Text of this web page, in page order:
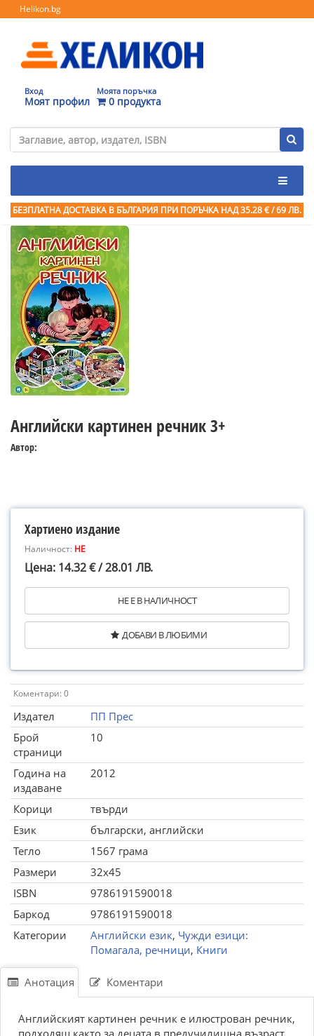
Helikon.bg
Вход
Моят профил
Моята поръчка
0 продукта
БЕЗПЛАТНА ДОСТАВКА В БЪЛГАРИЯ ПРИ ПОРЪЧКА НАД 35.28 € / 69 ЛВ.
Английски картинен речник 3+
Автор:
Хартиено издание
Наличност: НЕ
Цена: 14.32 € / 28.01 ЛВ.
НЕ Е В НАЛИЧНОСТ
ДОБАВИ В ЛЮБИМИ
Коментари: 0
Издател
ПП Прес
Брой
страници
10
Година на
издаване
2012
Корици
твърди
Език
български, английски
Тегло
1567 грама
Размери
32x45
ISBN
9786191590018
Баркод
9786191590018
Категории
Английски език, Чужди езици:
Помагала, речници, Книги
Анотация Коментари
Английският картинен речник е илюстрован речник,
подходящ както за децата в предучилишна възраст,